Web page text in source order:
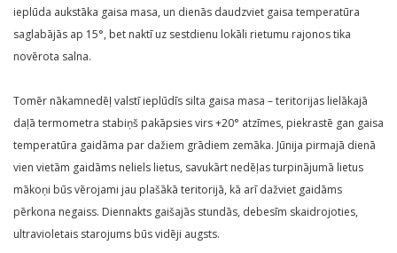
ieplūda aukstāka gaisa masa, un dienās daudzviet gaisa temperatūra
saglabājās ap 15°, bet naktī uz sestdienu lokāli rietumu rajonos tika
novērota salna.
Tomēr nākamnedēļ valstī ieplūdīs silta gaisa masa – teritorijas lielākajā
daļā termometra stabiņš pakāpsies virs +20° atzīmes, piekrastē gan gaisa
temperatūra gaidāma par dažiem grādiem zemāka. Jūnija pirmajā dienā
vien vietām gaidāms neliels lietus, savukārt nedēļas turpinājumā lietus
mākoņi būs vērojami jau plašākā teritorijā, kā arī dažviet gaidāms
pērkona negaiss. Diennakts gaišajās stundās, debesīm skaidrojoties,
ultravioletais starojums būs vidēji augsts.